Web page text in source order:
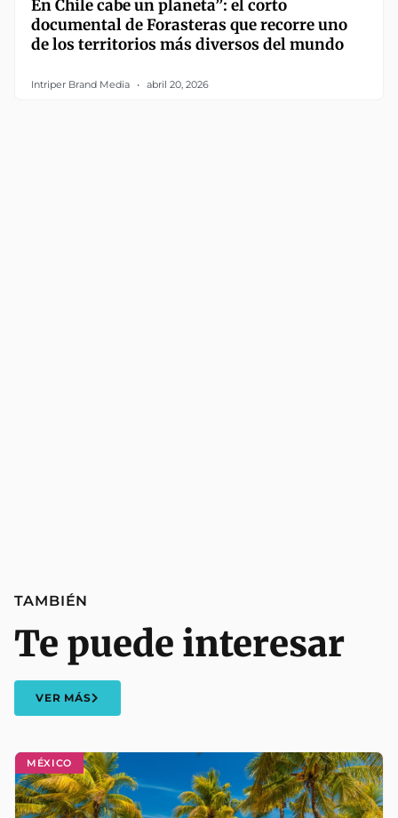
En Chile cabe un planeta”: el corto
documental de Forasteras que recorre uno
de los territorios más diversos del mundo
Intriper Brand Media abril 20, 2026
MÉXICO
TAMBIÉN
Te puede interesar
VER MÁS